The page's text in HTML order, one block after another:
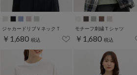
ジャカードリブＶネックＴ
￥1,680 税込
モチーフ刺繍Ｔシャツ
￥1,680 税込